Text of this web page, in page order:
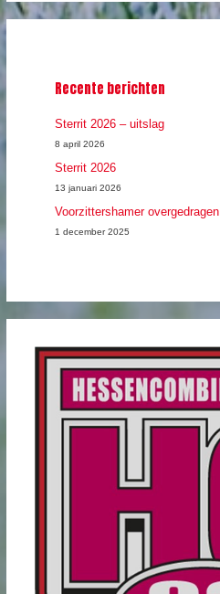
k
Recente berichten
Sterrit 2026 – uitslag
8 april 2026
Sterrit 2026
13 januari 2026
Voorzittershamer overgedragen
1 december 2025